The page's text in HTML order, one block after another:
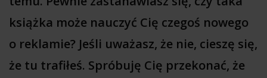
książka może nauczyć Cię czegoś nowego
o reklamie? Jeśli uważasz, że nie, cieszę się,
że tu trafiłeś. Spróbuję Cię przekonać, że